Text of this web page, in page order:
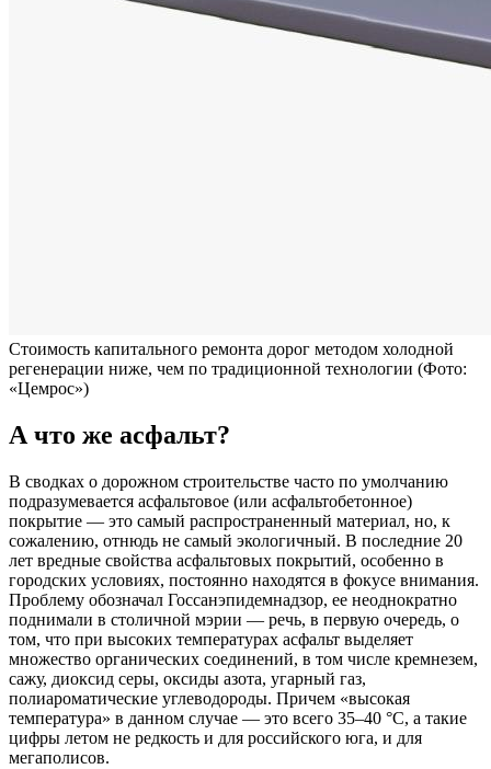
Стоимость капитального ремонта дорог методом холодной
регенерации ниже, чем по традиционной технологии (Фото:
«Цемрос»)
А что же асфальт?
В сводках о дорожном строительстве часто по умолчанию
подразумевается асфальтовое (или асфальтобетонное)
покрытие — это самый распространенный материал, но, к
сожалению, отнюдь не самый экологичный. В последние 20
лет вредные свойства асфальтовых покрытий, особенно в
городских условиях, постоянно находятся в фокусе внимания.
Проблему обозначал Госсанэпидемнадзор, ее неоднократно
поднимали в столичной мэрии — речь, в первую очередь, о
том, что при высоких температурах асфальт выделяет
множество органических соединений, в том числе кремнезем,
сажу, диоксид серы, оксиды азота, угарный газ,
полиароматические углеводороды. Причем «высокая
температура» в данном случае — это всего 35–40 °С, а такие
цифры летом не редкость и для российского юга, и для
мегаполисов.